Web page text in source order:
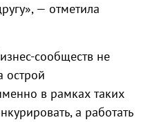
— отметила
сообществ не
острой
в рамках таких
а работать